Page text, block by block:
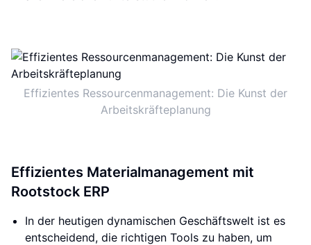
Effizientes Ressourcenmanagement: Die Kunst der
Arbeitskräfteplanung
Effizientes Materialmanagement mit
Rootstock ERP
In der heutigen dynamischen Geschäftswelt ist es
entscheidend, die richtigen Tools zu haben, um